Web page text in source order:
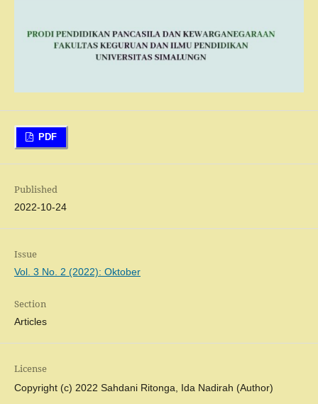
PDF
Published
2022-10-24
Issue
Vol. 3 No. 2 (2022): Oktober
Section
Articles
License
Copyright (c) 2022 Sahdani Ritonga, Ida Nadirah (Author)